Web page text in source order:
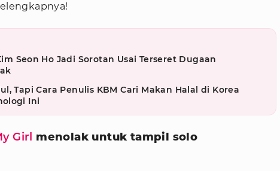
Seon Ho Jadi Sorotan Usai Terseret Dugaan
Tapi Cara Penulis KBM Cari Makan Halal di Korea
Ini
Girl menolak untuk tampil solo